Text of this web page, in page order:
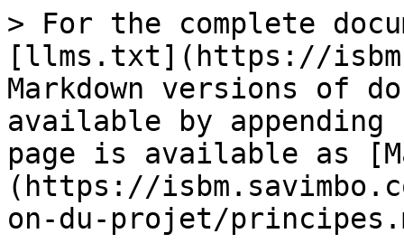
> For the complete
[llms.txt](https://
Markdown versions of
available by
page is available as
(https://
on-du-projet/